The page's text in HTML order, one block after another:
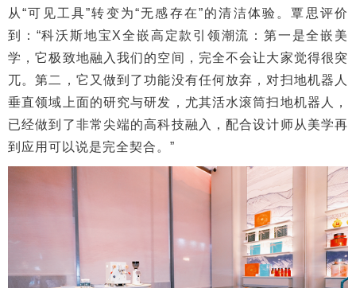
从“可见工具”转变为“无感存在”的清洁体验。覃思评价
到：“科沃斯地宝X全嵌高定款引领潮流：第一是全嵌美
学，它极致地融入我们的空间，完全不会让大家觉得很突
兀。第二，它又做到了功能没有任何放弃，对扫地机器人
垂直领域上面的研究与研发，尤其活水滚筒扫地机器人，
已经做到了非常尖端的高科技融入，配合设计师从美学再
到应用可以说是完全契合。”